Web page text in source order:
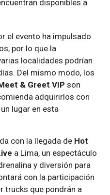
disponibles a
el evento ha impulsado
por lo que la
localidades podrían
Del mismo modo, los
& Greet VIP son
adquirirlos con
lugar en esta
con la llegada de Hot
a Lima, un espectáculo
y diversión para
con la participación
trucks que pondrán a